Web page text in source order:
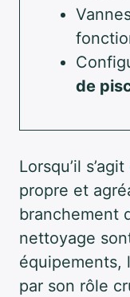
de
Lorsqu’il
propre et
branchement
nettoyage
équipements,
par son rôle